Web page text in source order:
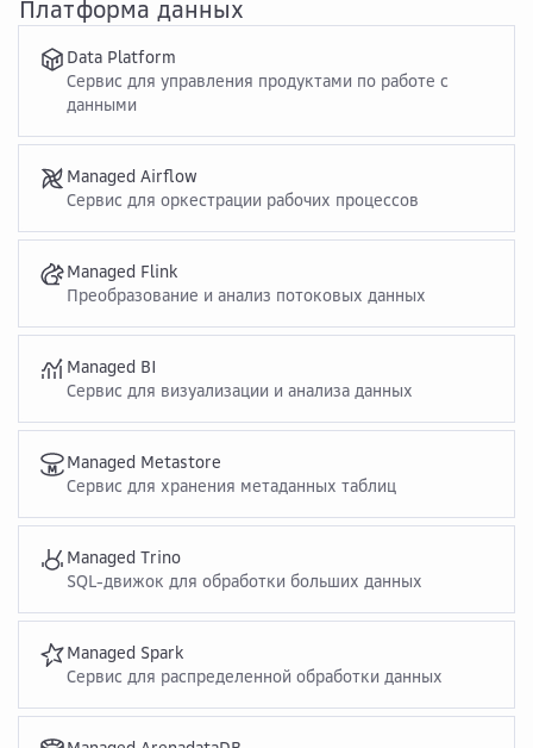
Платформа данных
Data Platform
Сервис для управления продуктами по работе с
данными
Managed Airflow
Cервис для оркестрации рабочих процессов
Managed Flink
Преобразование и анализ потоковых данных
Managed BI
Сервис для визуализации и анализа данных
Managed Metastore
Сервис для хранения метаданных таблиц
Managed Trino
SQL-движок для обработки больших данных
Managed Spark
Сервис для распределенной обработки данных